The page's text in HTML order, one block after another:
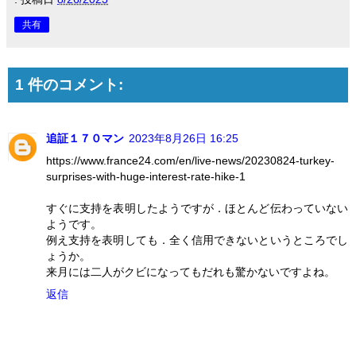
共有
1 件のコメント:
追証１７０マン 2023年8月26日 16:25
https://www.france24.com/en/live-news/20230824-turkey-
surprises-with-huge-interest-rate-hike-1
すぐに支持を表明したようですが．ほとんど伝わっていない
ようです。
例え支持を表明しても．全く信用できないというところでし
ょうか。
来月には二人がクビになってもだれも驚かないですよね。
返信